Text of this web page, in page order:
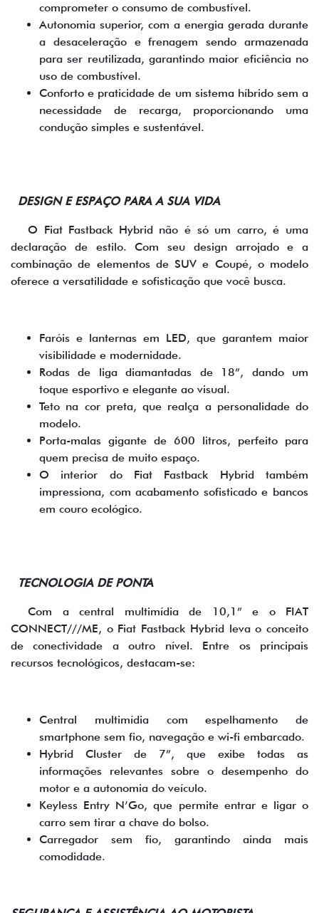
comprometer o consumo de combustível.
Autonomia superior, com a energia gerada durante
a desaceleração e frenagem sendo armazenada
para ser reutilizada, garantindo maior eficiência no
uso de combustível.
Conforto e praticidade de um sistema híbrido sem a
necessidade de recarga, proporcionando uma
condução simples e sustentável.
DESIGN E ESPAÇO PARA A SUA VIDA
O Fiat Fastback Hybrid não é só um carro, é uma
declaração de estilo. Com seu design arrojado e a
combinação de elementos de SUV e Coupé, o modelo
oferece a versatilidade e sofisticação que você busca.
Faróis e lanternas em LED, que garantem maior
visibilidade e modernidade.
Rodas de liga diamantadas de 18”, dando um
toque esportivo e elegante ao visual.
Teto na cor preta, que realça a personalidade do
modelo.
Porta-malas gigante de 600 litros, perfeito para
quem precisa de muito espaço.
O interior do Fiat Fastback Hybrid também
impressiona, com acabamento sofisticado e bancos
em couro ecológico.
TECNOLOGIA DE PONTA
Com a central multimídia de 10,1” e o FIAT
CONNECT///ME, o Fiat Fastback Hybrid leva o conceito
de conectividade a outro nível. Entre os principais
recursos tecnológicos, destacam-se:
Central multimídia com espelhamento de
smartphone sem fio, navegação e wi-fi embarcado.
Hybrid Cluster de 7”, que exibe todas as
informações relevantes sobre o desempenho do
motor e a autonomia do veículo.
Keyless Entry N’Go, que permite entrar e ligar o
carro sem tirar a chave do bolso.
Carregador sem fio, garantindo ainda mais
comodidade.